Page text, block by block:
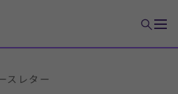
ス レター